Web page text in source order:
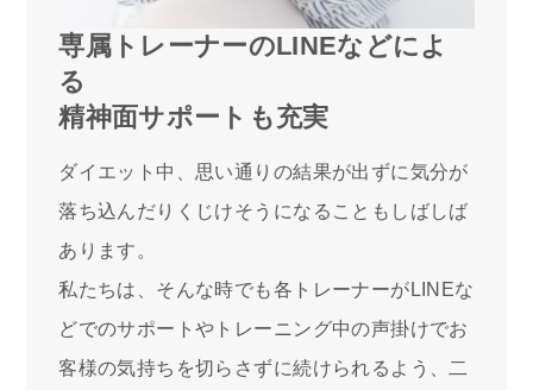
専属トレーナーのLINEなどによ
る
精神面サポートも充実
ダイエット中、思い通りの結果が出ずに気分が
落ち込んだりくじけそうになることもしばしば
あります。
私たちは、そんな時でも各トレーナーがLINEな
どでのサポートやトレーニング中の声掛けでお
客様の気持ちを切らさずに続けられるよう、二